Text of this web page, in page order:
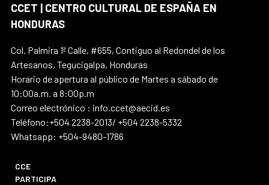
CCET | CENTRO CULTURAL DE ESPAÑA EN
HONDURAS
Col. Palmira 1ª Calle, #655, Contiguo al Redondel de los
Artesanos, Tegucigalpa, Honduras
Horario de apertura al público de Martes a sábado de
10:00a.m. a 8:00p.m
Correo electrónico : info.ccet@aecid.es
Teléfono:+504 2238-2013/ +504 2238-5332
Whatsapp: +504-9480-1786
CCE
PARTICIPA